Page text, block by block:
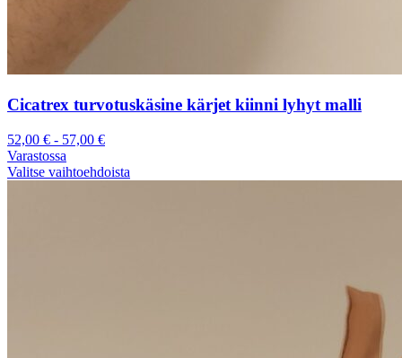
Cicatrex turvotuskäsine kärjet kiinni lyhyt malli
52,00 € - 57,00 €
Varastossa
Valitse vaihtoehdoista